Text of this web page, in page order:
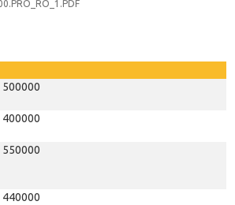
500000
400000
550000
440000